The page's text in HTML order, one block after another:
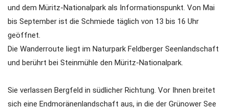
und dem Müritz-Nationalpark als Informationspunkt. Von Mai
bis September ist die Schmiede täglich von 13 bis 16 Uhr
geöffnet.
Die Wanderroute liegt im Naturpark Feldberger Seenlandschaft
und berührt bei Steinmühle den Müritz-Nationalpark.
Sie verlassen Bergfeld in südlicher Richtung. Vor Ihnen breitet
sich eine Endmoränenlandschaft aus, in die der Grünower See